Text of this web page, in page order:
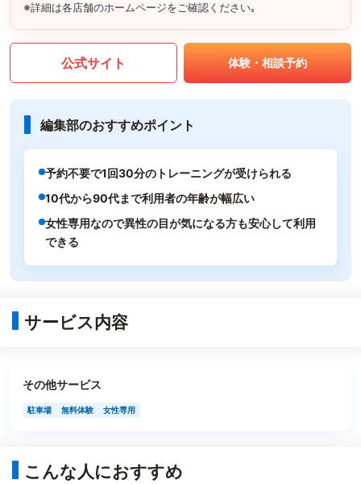
※詳細は各店舗のホームページをご確認ください｡
公式サイト 体験・相談予約
編集部のおすすめポイント
予約不要で1回30分のトレーニングが受けられる
10代から90代まで利用者の年齢が幅広い
女性専用なので異性の目が気になる方も安心して利用
できる
サービス内容
その他サービス
駐車場 無料体験 女性専用
こんな人におすすめ